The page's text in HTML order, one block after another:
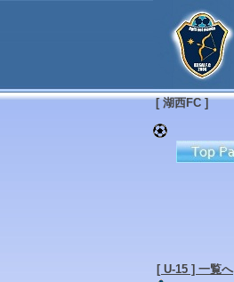
[ 湖西FC ]
[ U-15 ] 一覧へ